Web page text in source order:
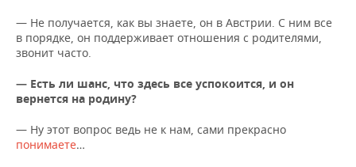
— Не получается, как вы знаете, он в Австрии. С ним все
в порядке, он поддерживает отношения с родителями,
звонит часто.
— Есть ли шанс, что здесь все успокоится, и он
вернется на родину?
— Ну этот вопрос ведь не к нам, сами прекрасно
понимаете…